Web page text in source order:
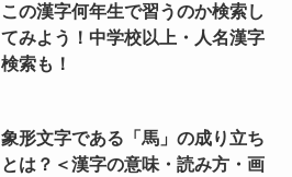
この漢字何年生で習うのか検索し
てみよう！中学校以上・人名漢字
検索も！
象形文字である「馬」の成り立ち
とは？＜漢字の意味・読み方・画